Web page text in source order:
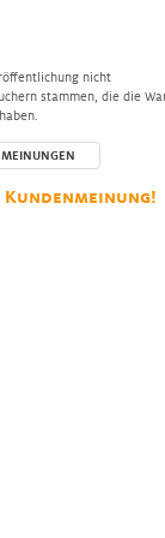
nicht
stammen, die die